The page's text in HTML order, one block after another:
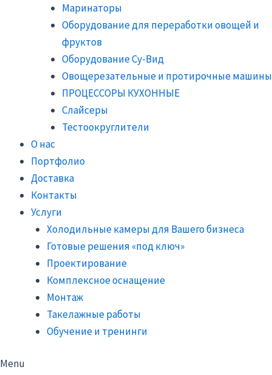
Маринаторы
Оборудование для переработки овощей и
фруктов
Оборудование Су-Вид
Овощерезательные и протирочные машины
ПРОЦЕССОРЫ КУХОННЫЕ
Слайсеры
Тестоокруглители
О нас
Портфолио
Доставка
Контакты
Услуги
Холодильные камеры для Вашего бизнеса
Готовые решения «под ключ»
Проектирование
Комплексное оснащение
Монтаж
Такелажные работы
Обучение и тренинги
Menu